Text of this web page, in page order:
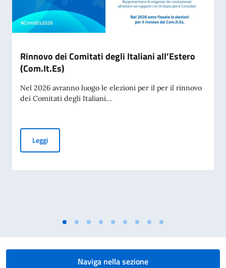
Rinnovo dei Comitati degli Italiani all’Estero
(Com.It.Es)
Nel 2026 avranno luogo le elezioni per il per il rinnovo
dei Comitati degli Italiani...
LeggiRinnovo dei Comitati degli Italiani all’Estero (Com.It.Es)
Naviga nella sezione